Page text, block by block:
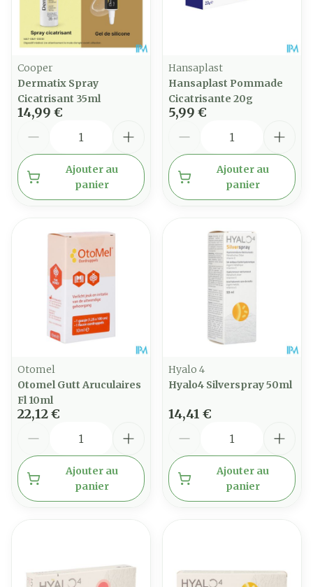
Cooper
Dermatix Spray
Cicatrisant 35ml
14,99 €
Ajouter au
panier
Hansaplast
Hansaplast Pommade
Cicatrisante 20g
5,99 €
Ajouter au
panier
Otomel
Otomel Gutt Aruculaires
Fl 10ml
22,12 €
Ajouter au
panier
Hyalo 4
Hyalo4 Silverspray 50ml
14,41 €
Ajouter au
panier